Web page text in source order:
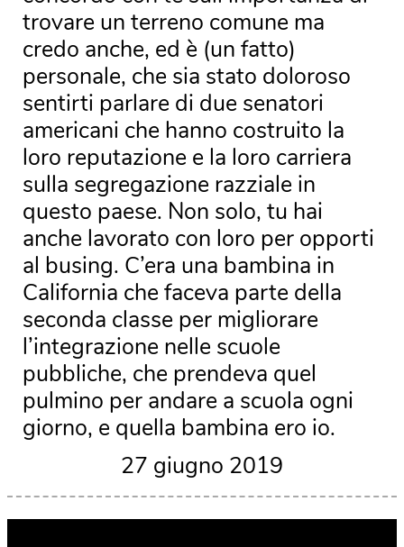
trovare un terreno comune ma
credo anche, ed è (un fatto)
personale, che sia stato doloroso
sentirti parlare di due senatori
americani che hanno costruito la
loro reputazione e la loro carriera
sulla segregazione razziale in
questo paese. Non solo, tu hai
anche lavorato con loro per opporti
al busing. C’era una bambina in
California che faceva parte della
seconda classe per migliorare
l’integrazione nelle scuole
pubbliche, che prendeva quel
pulmino per andare a scuola ogni
giorno, e quella bambina ero io.
27 giugno 2019